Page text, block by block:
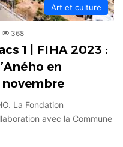
Art et culture
368
1 | FIHA 2023 :
en
La Fondation
avec la Commune